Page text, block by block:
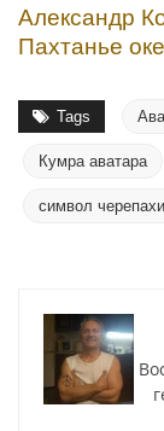
Александр
Пахтанье
Tags
Кумра аватара
символ черепахи